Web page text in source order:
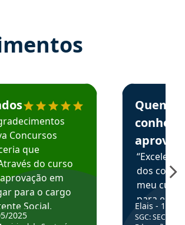
recomenda o Aprova Concursos em
Concursos
que
do curso
em
para o cargo
Social.
atuando na
2025
Estudante
Quem
aprova
dos
meu
para
colocar
Elais - 15/
SGC: SEC BA